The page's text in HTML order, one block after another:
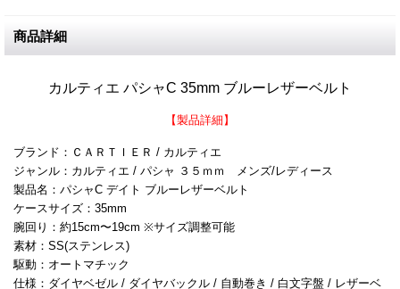
商品詳細
カルティエ パシャC 35mm ブルーレザーベルト
【製品詳細】
ブランド：ＣＡＲＴＩＥＲ / カルティエ
ジャンル：カルティエ / パシャ ３５ｍｍ メンズ/レディース
製品名：パシャC デイト ブルーレザーベルト
ケースサイズ：35mm
腕回り：約15cm〜19cm ※サイズ調整可能
素材：SS(ステンレス)
駆動：オートマチック
仕様：ダイヤベゼル / ダイヤバックル / 自動巻き / 白文字盤 / レザーベ